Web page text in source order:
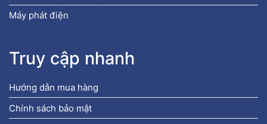
Máy phát điện
Truy cập nhanh
Hướng dẫn mua hàng
Chính sách bảo mật